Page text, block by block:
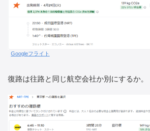
Googleフライト
復路は往路と同じ航空会社か別にするか。